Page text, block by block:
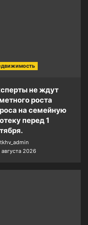
не ждут
роста
на семейную
перед 1
августа 2026